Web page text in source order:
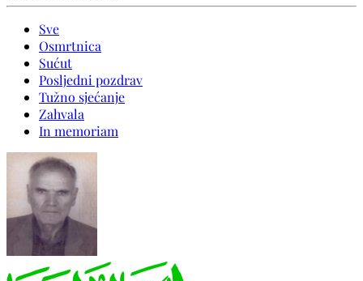
Sve
Osmrtnica
Sućut
Posljedni pozdrav
Tužno sjećanje
Zahvala
In memoriam